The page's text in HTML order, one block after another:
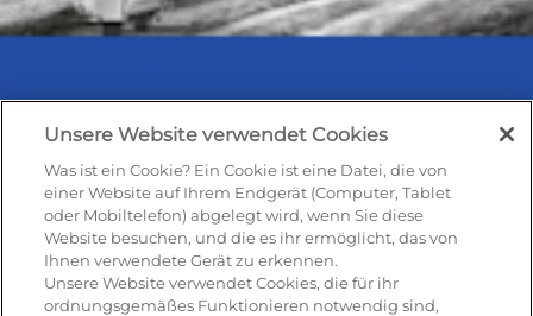
Rezepte & Produkte
Rezepte
Unsere Website verwendet Cookies
Was ist ein Cookie? Ein Cookie ist eine Datei, die von
einer Website auf Ihrem Endgerät (Computer, Tablet
oder Mobiltelefon) abgelegt wird, wenn Sie diese
Website besuchen, und die es ihr ermöglicht, das von
Ihnen verwendete Gerät zu erkennen.
Unsere Website verwendet Cookies, die für ihr
ordnungsgemäßes Funktionieren notwendig sind,